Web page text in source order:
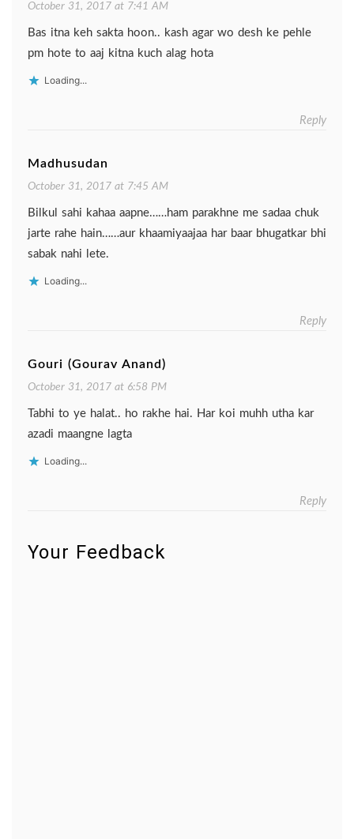
October 31, 2017 at 7:41 AM
Bas itna keh sakta hoon.. kash agar wo desh ke pehle
pm hote to aaj kitna kuch alag hota
Loading...
Reply
Madhusudan
October 31, 2017 at 7:45 AM
Bilkul sahi kahaa aapne……ham parakhne me sadaa chuk
jarte rahe hain……aur khaamiyaajaa har baar bhugatkar bhi
sabak nahi lete.
Loading...
Reply
Gouri (Gourav Anand)
October 31, 2017 at 6:58 PM
Tabhi to ye halat.. ho rakhe hai. Har koi muhh utha kar
azadi maangne lagta
Loading...
Reply
Your Feedback